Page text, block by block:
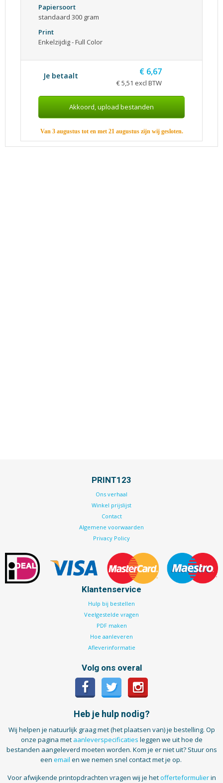
Papiersoort
standaard 300 gram
Print
Enkelzijdig - Full Color
Je betaalt € 6,67
€ 5,51 excl BTW
Van 3 augustus tot en met 21 augustus zijn wij gesloten.
PRINT123
Ons verhaal
Winkel prijslijst
Contact
Algemene voorwaarden
Privacy Policy
Klantenservice
Hulp bij bestellen
Veelgestelde vragen
PDF maken
Hoe aanleveren
Afleverinformatie
Volg ons overal
Heb je hulp nodig?
Wij helpen je natuurlijk graag met (het plaatsen van) je bestelling. Op
onze pagina met aanleverspecificaties leggen we uit hoe de
bestanden aangeleverd moeten worden. Kom je er niet uit? Stuur ons
een email en we nemen snel contact met je op.
Voor afwijkende printopdrachten vragen wij je hetofferteformulierin